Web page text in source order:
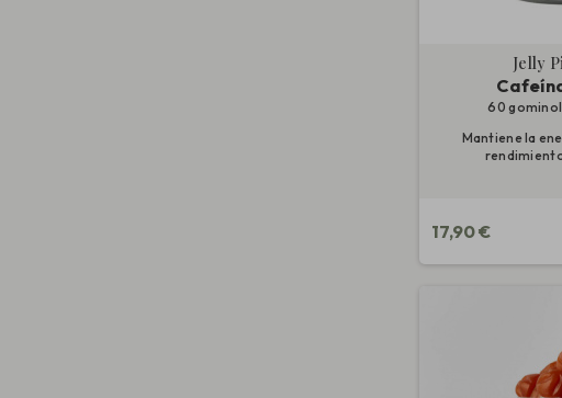
Jelly
60
Mantiene la
17,90 €